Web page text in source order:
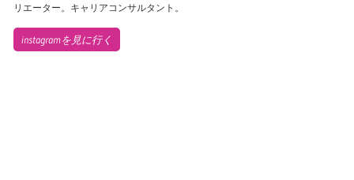
リエーター。キャリアコンサルタント。
instagramを見に行く